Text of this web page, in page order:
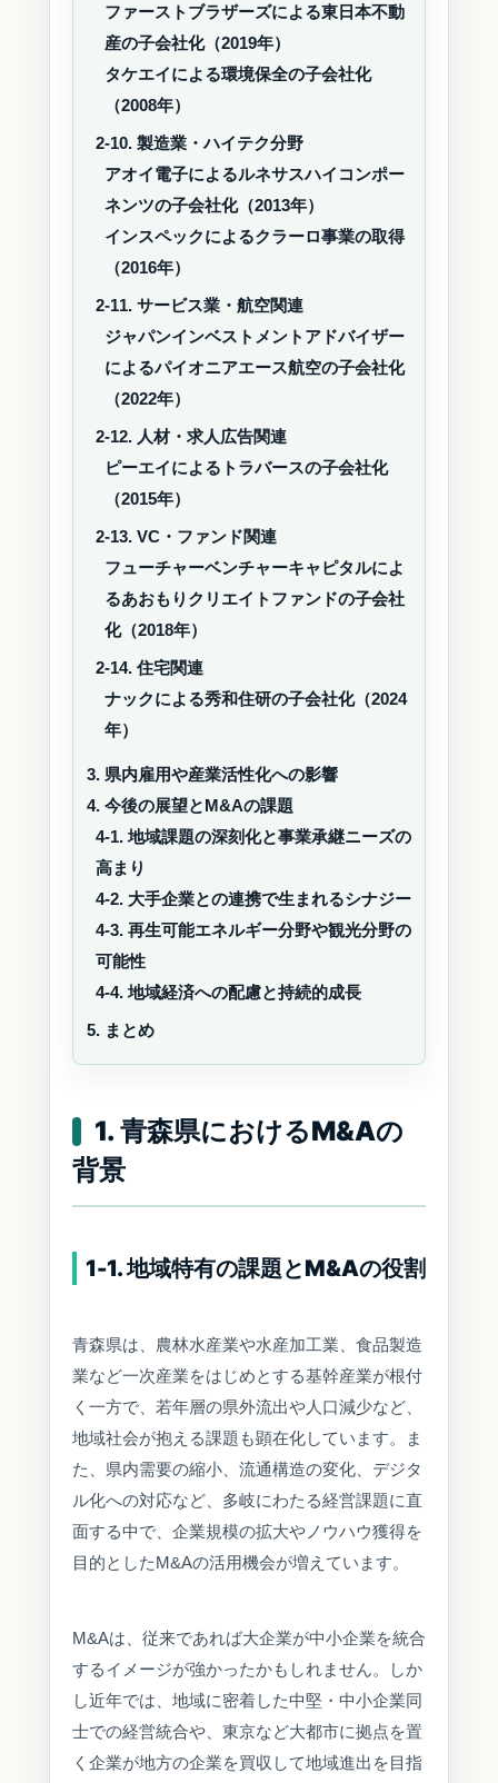
ファーストブラザーズによる東日本不動
産の子会社化（2019年）
タケエイによる環境保全の子会社化
（2008年）
2-10. 製造業・ハイテク分野
アオイ電子によるルネサスハイコンポー
ネンツの子会社化（2013年）
インスペックによるクラーロ事業の取得
（2016年）
2-11. サービス業・航空関連
ジャパンインベストメントアドバイザー
によるパイオニアエース航空の子会社化
（2022年）
2-12. 人材・求人広告関連
ピーエイによるトラバースの子会社化
（2015年）
2-13. VC・ファンド関連
フューチャーベンチャーキャピタルによ
るあおもりクリエイトファンドの子会社
化（2018年）
2-14. 住宅関連
ナックによる秀和住研の子会社化（2024
年）
3. 県内雇用や産業活性化への影響
4. 今後の展望とM&Aの課題
4-1. 地域課題の深刻化と事業承継ニーズの
高まり
4-2. 大手企業との連携で生まれるシナジー
4-3. 再生可能エネルギー分野や観光分野の
可能性
4-4. 地域経済への配慮と持続的成長
5. まとめ
1. 青森県におけるM&Aの
背景
1-1. 地域特有の課題とM&Aの役割
青森県は、農林水産業や水産加工業、食品製造
業など一次産業をはじめとする基幹産業が根付
く一方で、若年層の県外流出や人口減少など、
地域社会が抱える課題も顕在化しています。ま
た、県内需要の縮小、流通構造の変化、デジタ
ル化への対応など、多岐にわたる経営課題に直
面する中で、企業規模の拡大やノウハウ獲得を
目的としたM&Aの活用機会が増えています。
M&Aは、従来であれば大企業が中小企業を統合
するイメージが強かったかもしれません。しか
し近年では、地域に密着した中堅・中小企業同
士での経営統合や、東京など大都市に拠点を置
く企業が地方の企業を買収して地域進出を目指